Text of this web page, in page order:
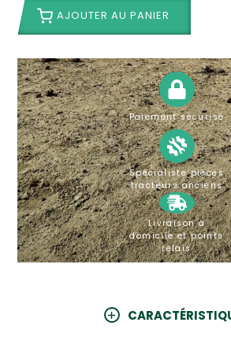
AJOUTER AU PANIER
Paiement sécurisé
Spécialiste pièces
tracteurs anciens
Livraison à
domicile et points
relais